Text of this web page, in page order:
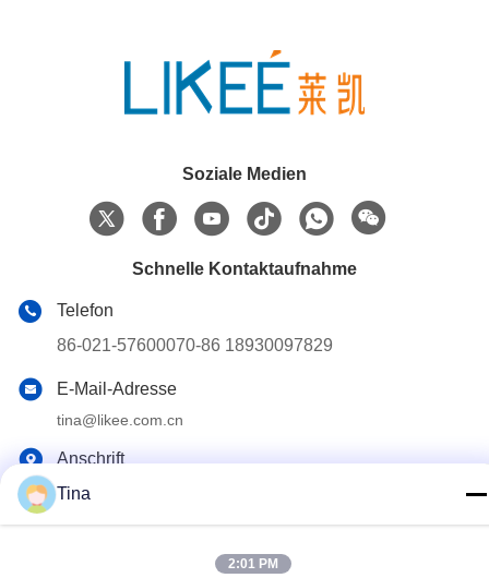
Soziale Medien
Schnelle Kontaktaufnahme
Telefon
86-021-57600070-86 18930097829
E-Mail-Adresse
tina@likee.com.cn
Anschrift
Nr. 780 Xinlin Road, Stadt Zhelin, Bezirk Fengxian,
Tina
2:01 PM